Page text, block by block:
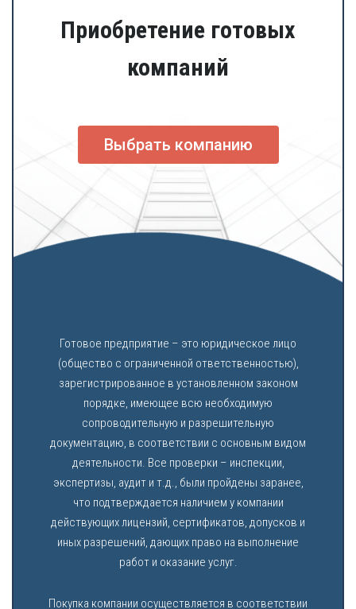
Приобретение готовых
компаний
Выбрать компанию
Готовое предприятие – это юридическое лицо
(общество с ограниченной ответственностью),
зарегистрированное в установленном законом
порядке, имеющее всю необходимую
сопроводительную и разрешительную
документацию, в соответствии с основным видом
деятельности. Все проверки – инспекции,
экспертизы, аудит и т.д., были пройдены заранее,
что подтверждается наличием у компании
действующих лицензий, сертификатов, допусков и
иных разрешений, дающих право на выполнение
работ и оказание услуг.
Покупка компании осуществляется в соответствии